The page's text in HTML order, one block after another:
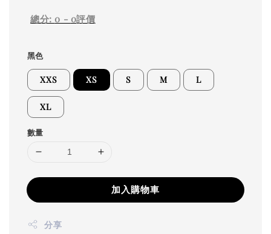
總分: 0 - 0評價
黑色
XXS XS S M L
XL
數量
加入購物車
分享